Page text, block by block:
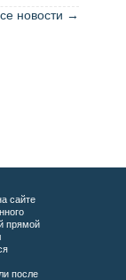
новости →
сайте
прямой
после